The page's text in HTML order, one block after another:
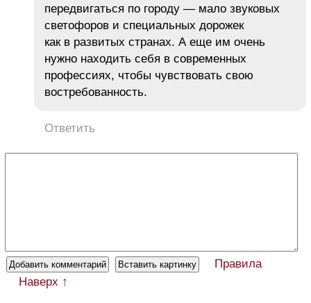
передвигаться по городу — мало звуковых
светофоров и специальных дорожек
как в развитых странах. А еще им очень
нужно находить себя в современных
профессиях, чтобы чувствовать свою
востребованность.
Ответить
Правила
Наверх ↑